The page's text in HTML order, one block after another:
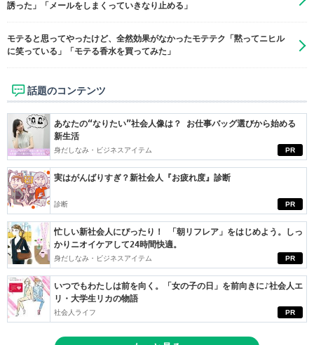
誘った」「メールをしまくっていきなり止める」
モテると思ってやったけど、全然効果がなかったモテテク「黙ってニヒル
に笑っている」「モテる香水を買ってみた」
話題のコンテンツ
PR
あなたの“なりたい”社会人像は？ お仕事バッグ選びから始める
新生活
身だしなみ・ビジネスアイテム
PR
実はがんばりすぎ？新社会人『お疲れ度』診断
診断
PR
忙しい新社会人にぴったり！ 「朝リフレア」をはじめよう。しっ
かりニオイケアして24時間快適。
身だしなみ・ビジネスアイテム
PR
いつでもわたしは前を向く。「女の子の日」を前向きに♪社会人エ
リ・大学生リカの物語
社会人ライフ